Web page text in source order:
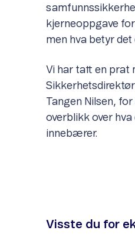
kjerneoppgave
men hva betyr det
Vi har tatt en prat
Tangen Nilsen,
overblikk over
innebærer.
Visste du for